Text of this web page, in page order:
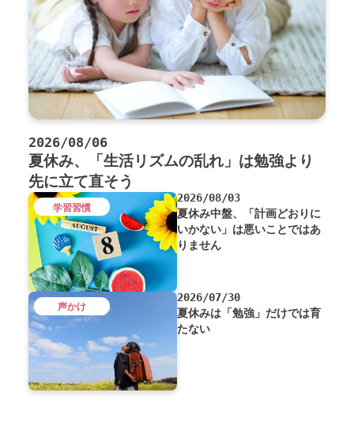
2026/08/06
夏休み、「生活リズムの乱れ」は勉強より
先に立て直そう
2026/08/03
夏休み中盤、「計画どおりに
いかない」は悪いことではあ
りません
学習習慣
2026/07/30
夏休みは「勉強」だけでは育
たない
声かけ